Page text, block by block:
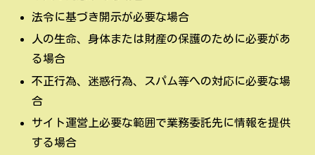
法令に基づき開示が必要な場合
人の生命、身体または財産の保護のために必要があ
る場合
不正行為、迷惑行為、スパム等への対応に必要な場
合
サイト運営上必要な範囲で業務委託先に情報を提供
する場合